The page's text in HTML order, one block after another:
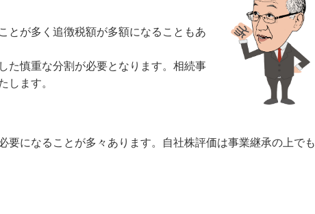
とが多く追徴税額が多額になることもあ
た慎重な分割が必要となります。相続事
します。
になることが多々あります。自社株評価は事業継承の上でも